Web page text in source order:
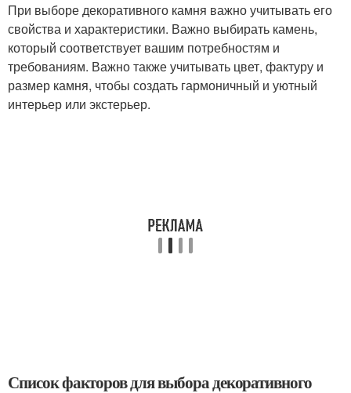
При выборе декоративного камня важно учитывать его
свойства и характеристики. Важно выбирать камень,
который соответствует вашим потребностям и
требованиям. Важно также учитывать цвет, фактуру и
размер камня, чтобы создать гармоничный и уютный
интерьер или экстерьер.
Список факторов для выбора декоративного